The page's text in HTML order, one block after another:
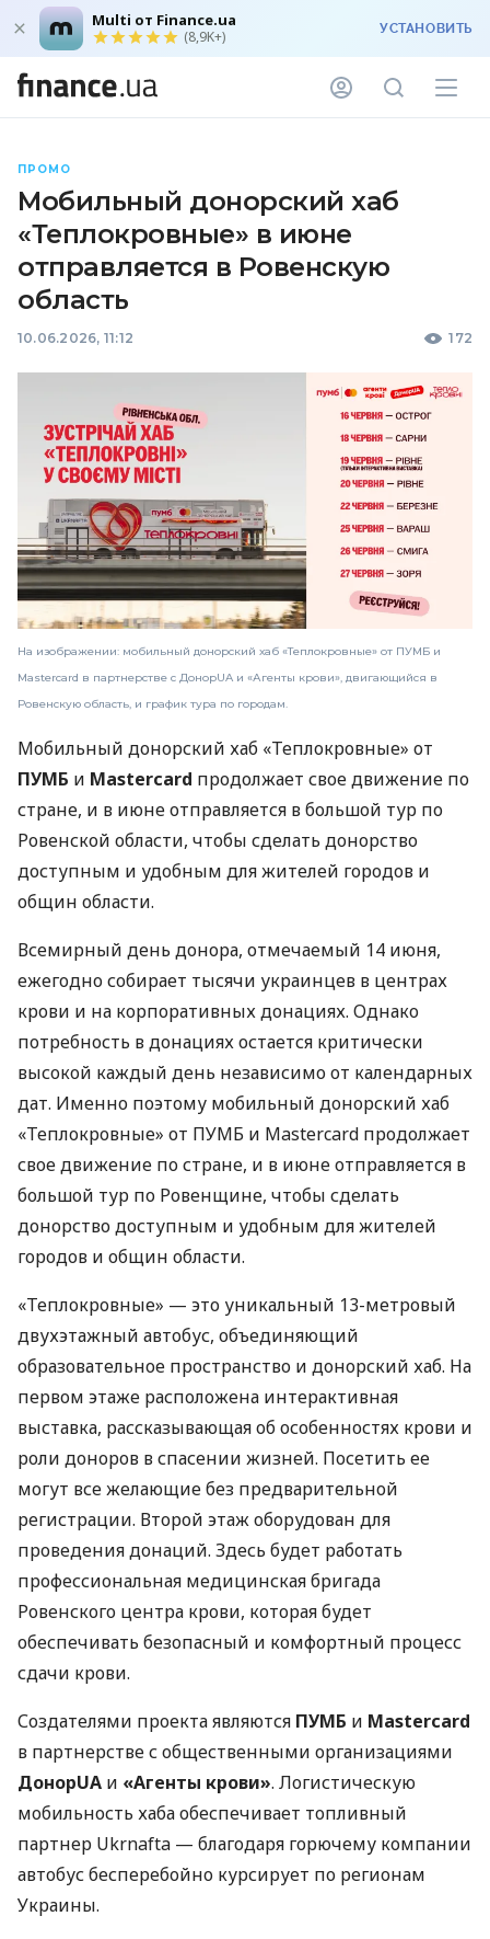
Multi от Finance.ua
(8,9K+) УСТАНОВИТЬ
ПРОМО
Мобильный донорский хаб
«Теплокровные» в июне
отправляется в Ровенскую
область
10.06.2026, 11:12 172
На изображении: мобильный донорский хаб «Теплокровные» от ПУМБ и
Mastercard в партнерстве с ДонорUA и «Агенты крови», двигающийся в
Ровенскую область, и график тура по городам.
Мобильный донорский хаб «Теплокровные» от
ПУМБ и Mastercard продолжает свое движение по
стране, и в июне отправляется в большой тур по
Ровенской области, чтобы сделать донорство
доступным и удобным для жителей городов и
общин области.
Всемирный день донора, отмечаемый 14 июня,
ежегодно собирает тысячи украинцев в центрах
крови и на корпоративных донациях. Однако
потребность в донациях остается критически
высокой каждый день независимо от календарных
дат. Именно поэтому мобильный донорский хаб
«Теплокровные» от ПУМБ и Mastercard продолжает
свое движение по стране, и в июне отправляется в
большой тур по Ровенщине, чтобы сделать
донорство доступным и удобным для жителей
городов и общин области.
«Теплокровные» — это уникальный 13-метровый
двухэтажный автобус, объединяющий
образовательное пространство и донорский хаб. На
первом этаже расположена интерактивная
выставка, рассказывающая об особенностях крови и
роли доноров в спасении жизней. Посетить ее
могут все желающие без предварительной
регистрации. Второй этаж оборудован для
проведения донаций. Здесь будет работать
профессиональная медицинская бригада
Ровенского центра крови, которая будет
обеспечивать безопасный и комфортный процесс
сдачи крови.
Создателями проекта являются ПУМБ и Mastercard
в партнерстве с общественными организациями
ДонорUA и «Агенты крови». Логистическую
мобильность хаба обеспечивает топливный
партнер Ukrnafta — благодаря горючему компании
автобус бесперебойно курсирует по регионам
Украины.